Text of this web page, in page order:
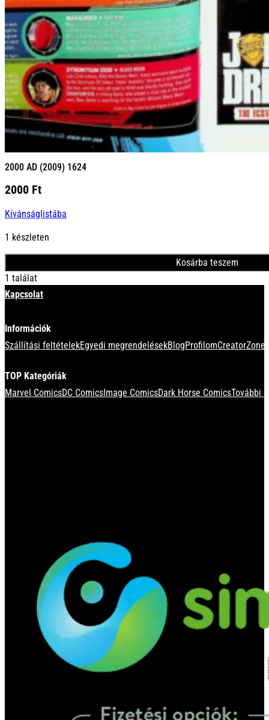
2000 AD (2009) 1624
2000 Ft
Kívánságlistába
1 készleten
Kosárba teszem
1 találat
Kapcsolat
Információk
Szállítási feltételekEgyedi megrendelésekBlogProfilom
TOP Kategóriák
Marvel ComicsDC Comics Image ComicsDark Horse ComicsTovábbi